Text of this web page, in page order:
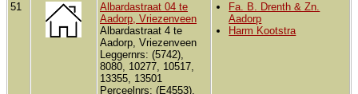
51
Albardastraat 04 te
Aadorp, Vriezenveen
Albardastraat 4 te
Aadorp, Vriezenveen
Leggernrs: (5742),
8080, 10277, 10517,
13355, 13501
Perceelnrs: (E4553),
Fa. B. Drenth & Zn.
Aadorp
Harm Kootstra